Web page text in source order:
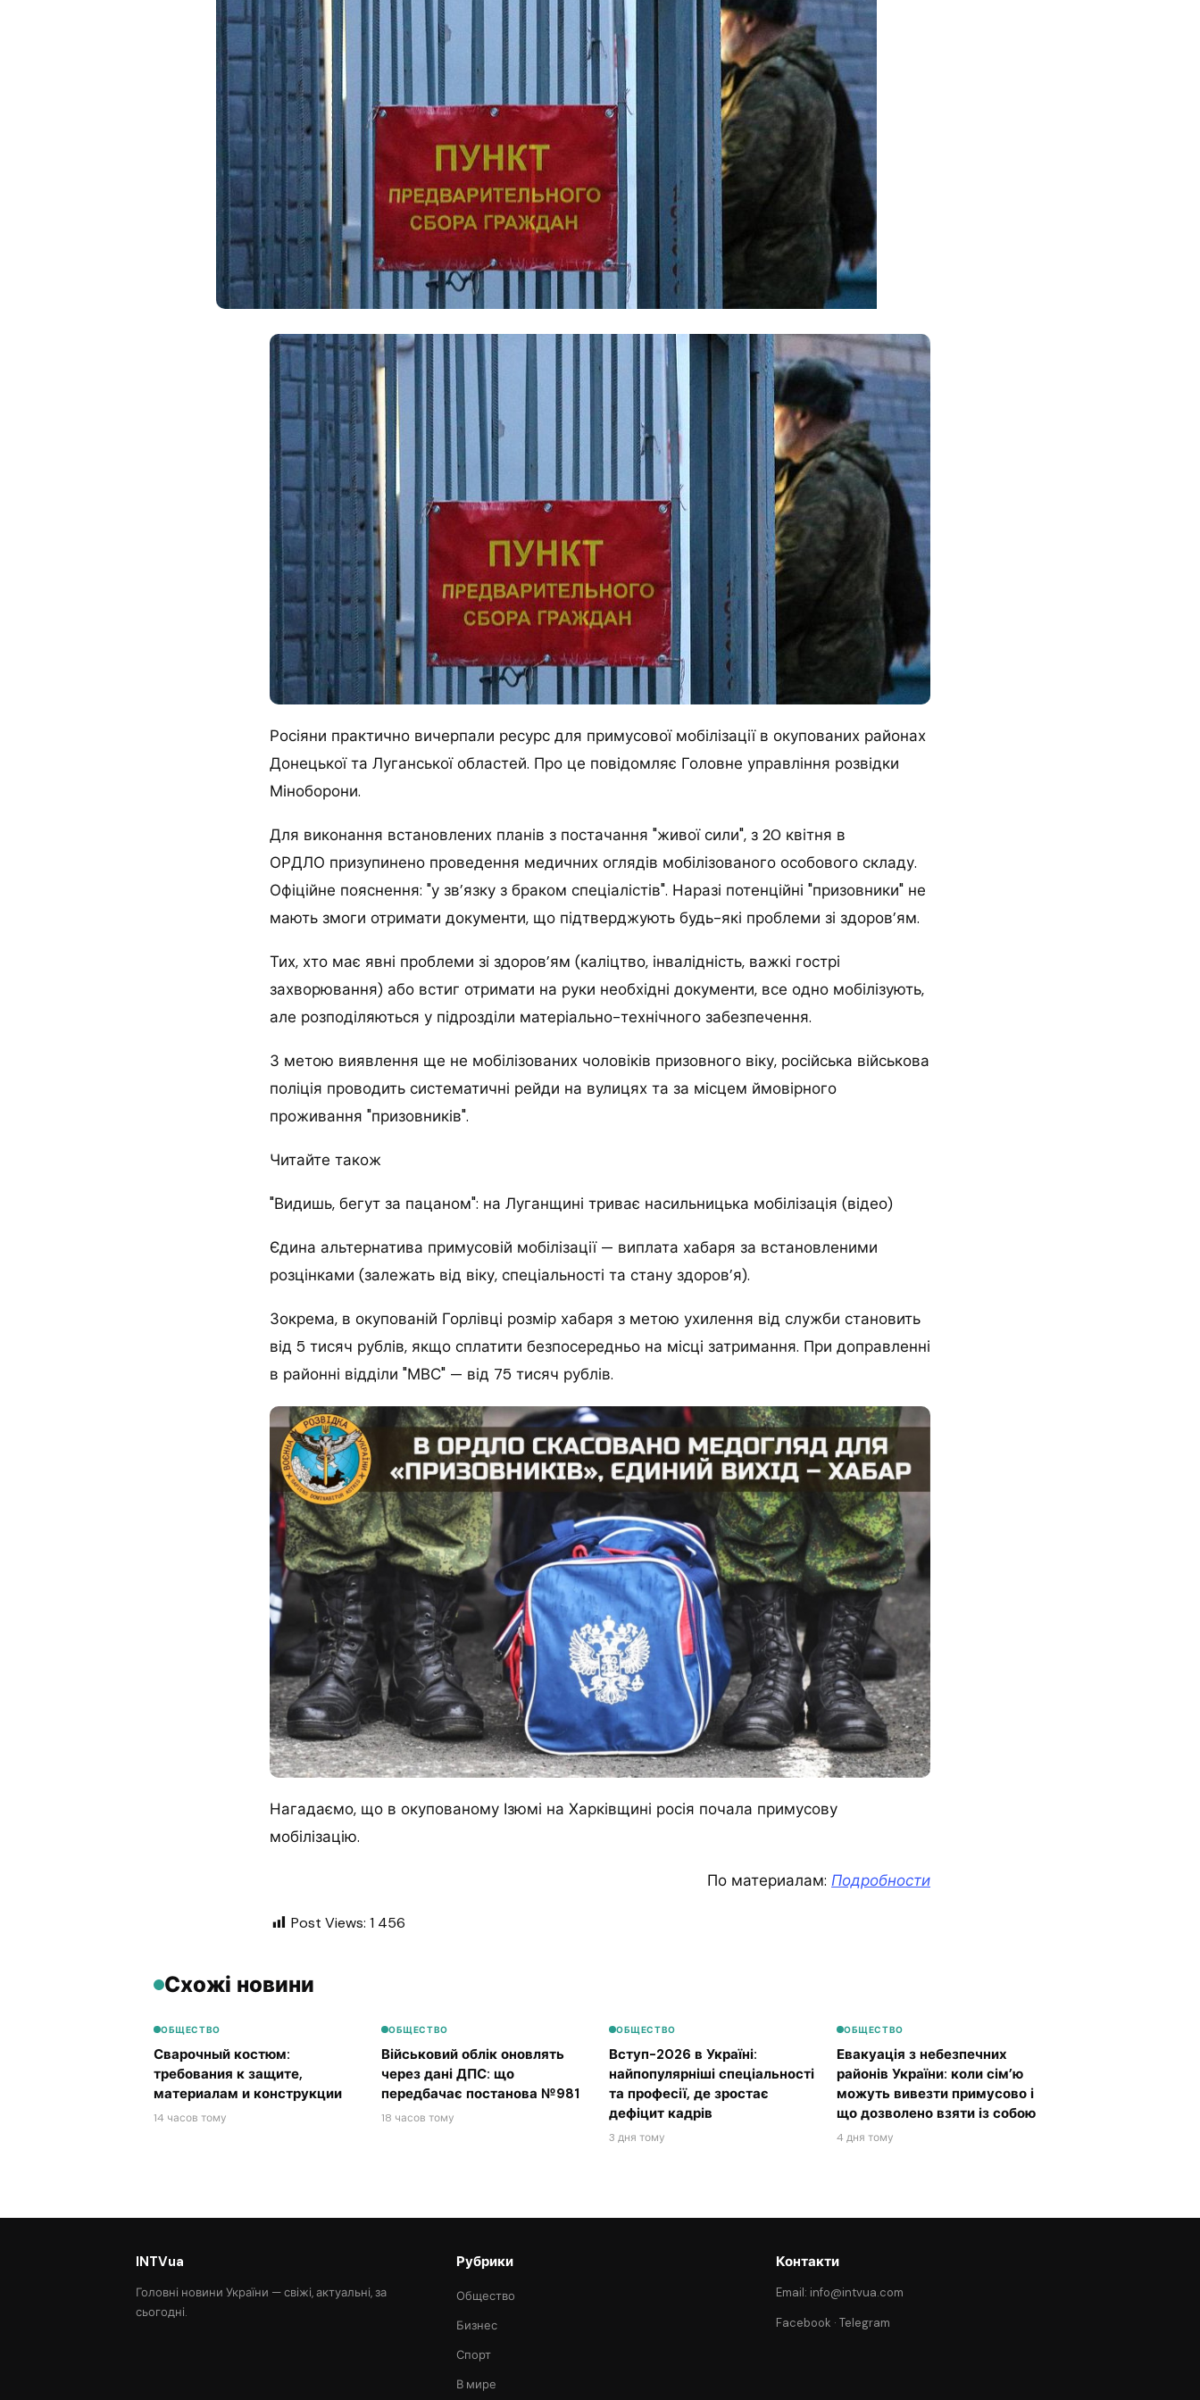
Росіяни практично вичерпали ресурс для примусової мобілізації в окупованих районах
Донецької та Луганської областей. Про це повідомляє Головне управління розвідки
Міноборони.
Для виконання встановлених планів з постачання "живої сили", з 20 квітня в
ОРДЛО призупинено проведення медичних оглядів мобілізованого особового складу.
Офіційне пояснення: "у зв’язку з браком спеціалістів". Наразі потенційні "призовники" не
мають змоги отримати документи, що підтверджують будь-які проблеми зі здоров’ям.
Тих, хто має явні проблеми зі здоров’ям (каліцтво, інвалідність, важкі гострі
захворювання) або встиг отримати на руки необхідні документи, все одно мобілізують,
але розподіляються у підрозділи матеріально-технічного забезпечення.
З метою виявлення ще не мобілізованих чоловіків призовного віку, російська військова
поліція проводить систематичні рейди на вулицях та за місцем ймовірного
проживання "призовників".
Читайте також
"Видишь, бегут за пацаном": на Луганщині триває насильницька мобілізація (відео)
Єдина альтернатива примусовій мобілізації — виплата хабаря за встановленими
розцінками (залежать від віку, спеціальності та стану здоров’я).
Зокрема, в окупованій Горлівці розмір хабаря з метою ухилення від служби становить
від 5 тисяч рублів, якщо сплатити безпосередньо на місці затримання. При доправленні
в районні відділи "МВС" — від 75 тисяч рублів.
Нагадаємо, що в окупованому Ізюмі на Харківщині росія почала примусову
мобілізацію.
По материалам: Подробности
Post Views: 1 456
Схожі новини
ОБЩЕСТВО
Сварочный костюм:
требования к защите,
материалам и конструкции
14 часов тому
ОБЩЕСТВО
Військовий облік оновлять
через дані ДПС: що
передбачає постанова №981
18 часов тому
ОБЩЕСТВО
Вступ-2026 в Україні:
найпопулярніші спеціальності
та професії, де зростає
дефіцит кадрів
3 дня тому
ОБЩЕСТВО
Евакуація з небезпечних
районів України: коли сім’ю
можуть вивезти примусово і
що дозволено взяти із собою
4 дня тому
INTVua
Головні новини України — свіжі, актуальні, за
сьогодні.
Рубрики
Общество
Бизнес
Спорт
В мире
Контакти
Email: info@intvua.com
Facebook ·Telegram